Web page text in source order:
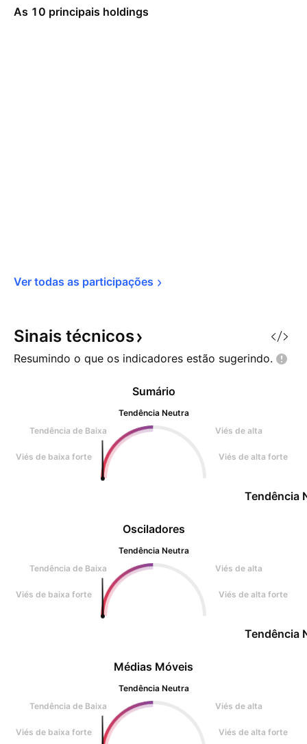
As 10 principais holdings
Ver todas as participações
Sinais técnicos
Resumindo o que os indicadores estão sugerindo.
Osciladores
Tendência Neutra
Tendência de Baixa
Viés de alta
Viés de baixa forte Viés de alta forte
Tendência
Sumário
Tendência Neutra
Tendência de Baixa
Viés de alta
Viés de baixa forte Viés de alta forte
Tendência
Médias Móveis
Tendência Neutra
Tendência de Baixa
Viés de alta
Viés de baixa forte Viés de alta forte